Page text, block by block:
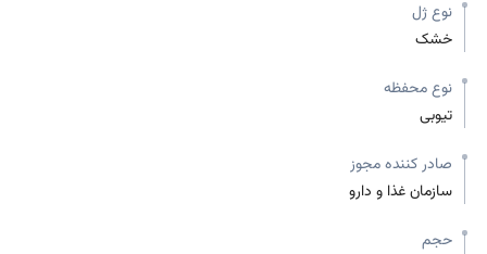
نوع ژل
خشک
نوع محفظه
تیوبی
صادر کننده مجوز
سازمان غذا و دارو
حجم